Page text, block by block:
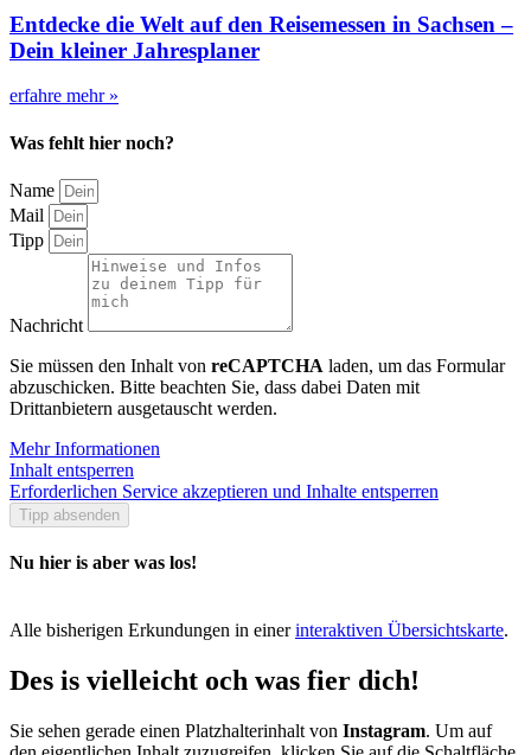
Entdecke die Welt auf den Reisemessen in Sachsen –
Dein kleiner Jahresplaner
erfahre mehr »
Was fehlt hier noch?
Name
Mail
Tipp
Nachricht
Sie müssen den Inhalt von reCAPTCHA laden, um das Formular
abzuschicken. Bitte beachten Sie, dass dabei Daten mit
Drittanbietern ausgetauscht werden.
Mehr Informationen
Inhalt entsperren
Erforderlichen Service akzeptieren und Inhalte entsperren
Tipp absenden
Nu hier is aber was los!
Alle bisherigen Erkundungen in einerinteraktiven Übersichtskarte.
Des is vielleicht och was fier dich!
Sie sehen gerade einen Platzhalterinhalt von Instagram. Um auf